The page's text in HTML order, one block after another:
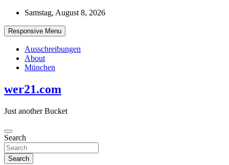
Skip
content
Samstag, August 8, 2026
Responsive Menu
Ausschreibungen
About
München
wer21.com
Just another Bucket
Search
Search